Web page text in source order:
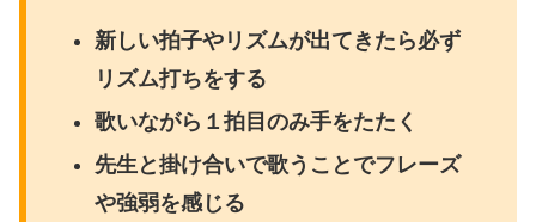
新しい拍子やリズムが出てきたら必ず
リズム打ちをする
歌いながら１拍目のみ手をたたく
先生と掛け合いで歌うことでフレーズ
や強弱を感じる